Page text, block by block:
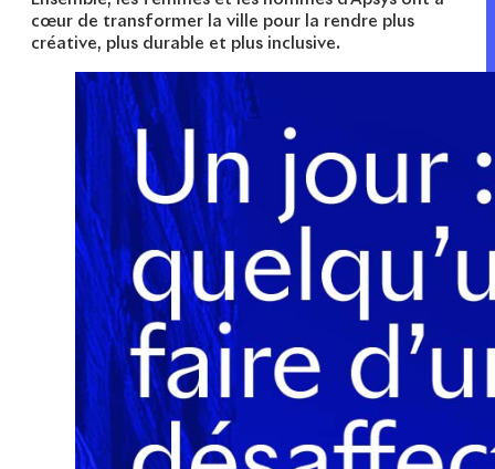
cœur de transformer la ville pour la rendre plus
créative, plus durable et plus inclusive.